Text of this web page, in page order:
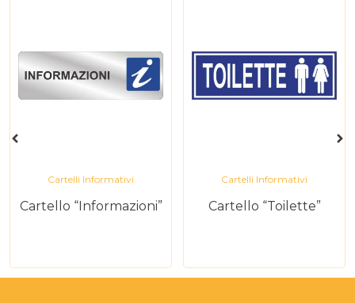
Cartelli Informativi
Cartello “Informazioni”
Cartelli Informativi
Cartello “Toilette”